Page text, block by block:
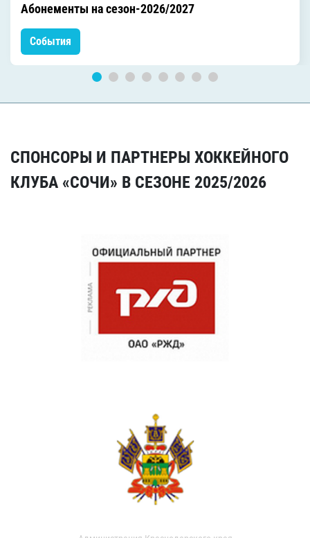
Абонементы на сезон-2026/2027
События
СПОНСОРЫ И ПАРТНЕРЫ ХОККЕЙНОГО
КЛУБА «СОЧИ» В СЕЗОНЕ 2025/2026